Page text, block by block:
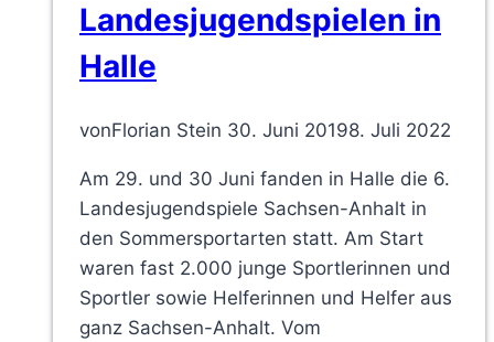
Landesjugendspielen in
Halle
vonFlorian Stein 30. Juni 20198. Juli 2022
Am 29. und 30 Juni fanden in Halle die 6.
Landesjugendspiele Sachsen-Anhalt in
den Sommersportarten statt. Am Start
waren fast 2.000 junge Sportlerinnen und
Sportler sowie Helferinnen und Helfer aus
ganz Sachsen-Anhalt. Vom